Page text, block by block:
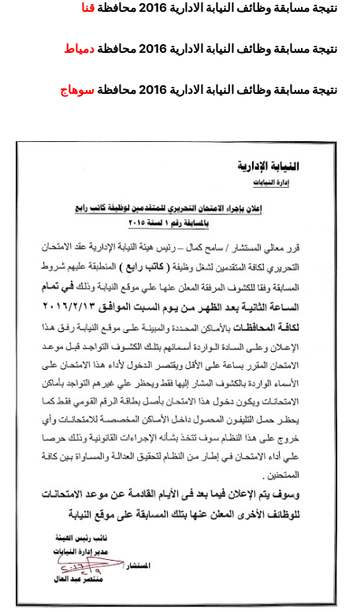
نتيجة مسابقة وظائف النيابة الادارية 2016 محافظة قنا
نتيجة مسابقة وظائف النيابة الادارية 2016 محافظة دمياط
نتيجة مسابقة وظائف النيابة الادارية 2016 محافظة سوهاج